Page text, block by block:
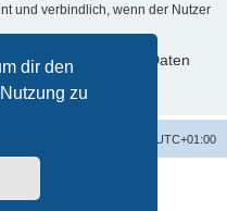
dir den
zu
und verbindlich, wenn der Nutzer
deinen persönlichen Daten
UTC+01:00
© phpBB Limited
phpBB.de